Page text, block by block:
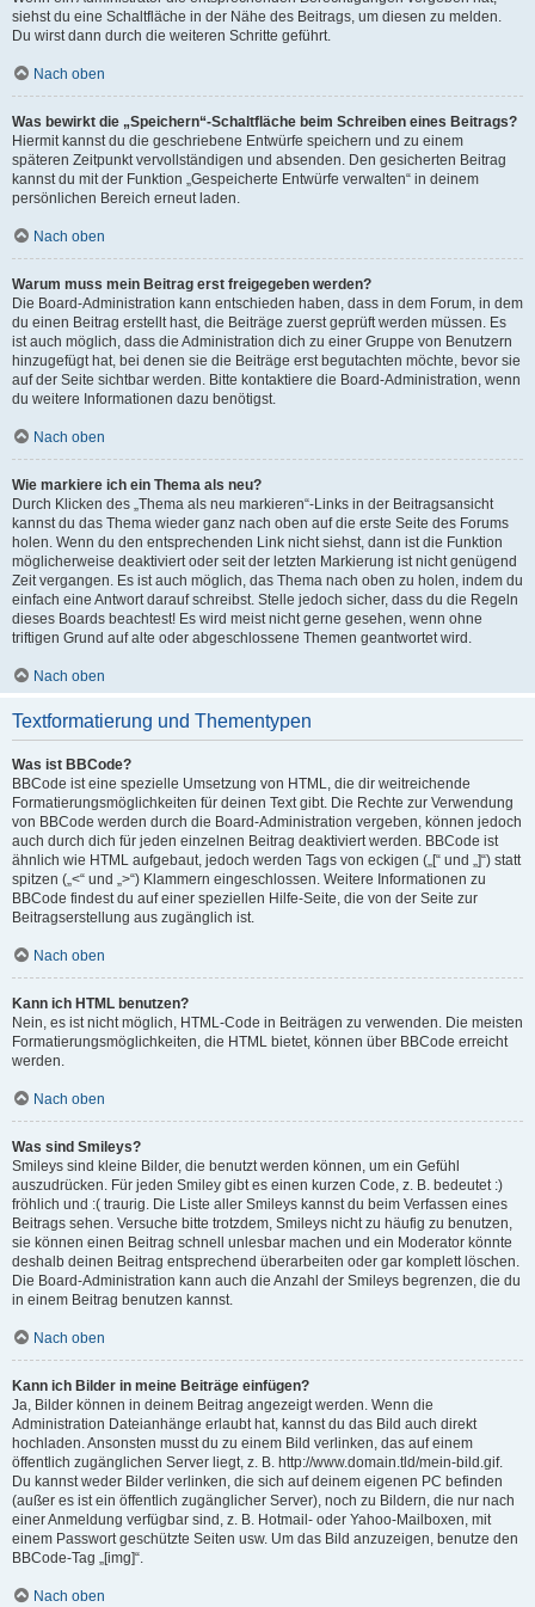
siehst du eine Schaltfläche in der Nähe des Beitrags, um diesen zu melden.
Du wirst dann durch die weiteren Schritte geführt.
Nach oben
Was bewirkt die „Speichern“-Schaltfläche beim Schreiben eines Beitrags?
Hiermit kannst du die geschriebene Entwürfe speichern und zu einem
späteren Zeitpunkt vervollständigen und absenden. Den gesicherten Beitrag
kannst du mit der Funktion „Gespeicherte Entwürfe verwalten“ in deinem
persönlichen Bereich erneut laden.
Nach oben
Warum muss mein Beitrag erst freigegeben werden?
Die Board-Administration kann entschieden haben, dass in dem Forum, in dem
du einen Beitrag erstellt hast, die Beiträge zuerst geprüft werden müssen. Es
ist auch möglich, dass die Administration dich zu einer Gruppe von Benutzern
hinzugefügt hat, bei denen sie die Beiträge erst begutachten möchte, bevor sie
auf der Seite sichtbar werden. Bitte kontaktiere die Board-Administration, wenn
du weitere Informationen dazu benötigst.
Nach oben
Wie markiere ich ein Thema als neu?
Durch Klicken des „Thema als neu markieren“-Links in der Beitragsansicht
kannst du das Thema wieder ganz nach oben auf die erste Seite des Forums
holen. Wenn du den entsprechenden Link nicht siehst, dann ist die Funktion
möglicherweise deaktiviert oder seit der letzten Markierung ist nicht genügend
Zeit vergangen. Es ist auch möglich, das Thema nach oben zu holen, indem du
einfach eine Antwort darauf schreibst. Stelle jedoch sicher, dass du die Regeln
dieses Boards beachtest! Es wird meist nicht gerne gesehen, wenn ohne
triftigen Grund auf alte oder abgeschlossene Themen geantwortet wird.
Nach oben
Textformatierung und Thementypen
Was ist BBCode?
BBCode ist eine spezielle Umsetzung von HTML, die dir weitreichende
Formatierungsmöglichkeiten für deinen Text gibt. Die Rechte zur Verwendung
von BBCode werden durch die Board-Administration vergeben, können jedoch
auch durch dich für jeden einzelnen Beitrag deaktiviert werden. BBCode ist
ähnlich wie HTML aufgebaut, jedoch werden Tags von eckigen („[“ und „]“) statt
spitzen („<“ und „>“) Klammern eingeschlossen. Weitere Informationen zu
BBCode findest du auf einer speziellen Hilfe-Seite, die von der Seite zur
Beitragserstellung aus zugänglich ist.
Nach oben
Kann ich HTML benutzen?
Nein, es ist nicht möglich, HTML-Code in Beiträgen zu verwenden. Die meisten
Formatierungsmöglichkeiten, die HTML bietet, können über BBCode erreicht
werden.
Nach oben
Was sind Smileys?
Smileys sind kleine Bilder, die benutzt werden können, um ein Gefühl
auszudrücken. Für jeden Smiley gibt es einen kurzen Code, z. B. bedeutet :)
fröhlich und :( traurig. Die Liste aller Smileys kannst du beim Verfassen eines
Beitrags sehen. Versuche bitte trotzdem, Smileys nicht zu häufig zu benutzen,
sie können einen Beitrag schnell unlesbar machen und ein Moderator könnte
deshalb deinen Beitrag entsprechend überarbeiten oder gar komplett löschen.
Die Board-Administration kann auch die Anzahl der Smileys begrenzen, die du
in einem Beitrag benutzen kannst.
Nach oben
Kann ich Bilder in meine Beiträge einfügen?
Ja, Bilder können in deinem Beitrag angezeigt werden. Wenn die
Administration Dateianhänge erlaubt hat, kannst du das Bild auch direkt
hochladen. Ansonsten musst du zu einem Bild verlinken, das auf einem
öffentlich zugänglichen Server liegt, z. B. http://www.domain.tld/mein-bild.gif.
Du kannst weder Bilder verlinken, die sich auf deinem eigenen PC befinden
(außer es ist ein öffentlich zugänglicher Server), noch zu Bildern, die nur nach
einer Anmeldung verfügbar sind, z. B. Hotmail- oder Yahoo-Mailboxen, mit
einem Passwort geschützte Seiten usw. Um das Bild anzuzeigen, benutze den
BBCode-Tag „[img]“.
Nach oben